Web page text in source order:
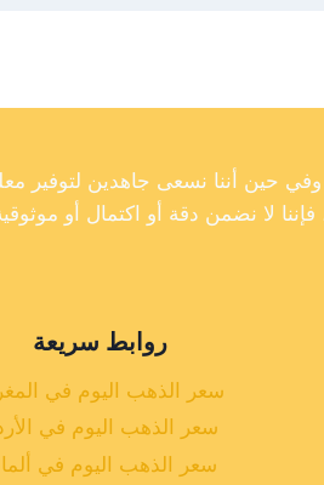
روابط سريعة
سعر الذهب اليوم في
سعر الذهب اليوم في
سعر الذهب اليوم في